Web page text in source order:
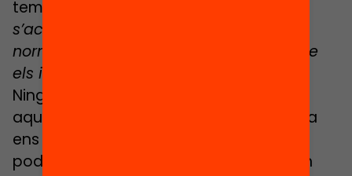
temor de la majoria de nosaltres.
s’acabarà tot això? Com serà la “nova
normalitat”? Com serà un pati en el que
els infants no poden jugar entre ells?
Ningú, a data d’avui, no pot respondre
aquestes preguntes, i aquesta incertesa
ens genera angoixa i malestar. El que sí
podem afirmar és, que si ens trobem en